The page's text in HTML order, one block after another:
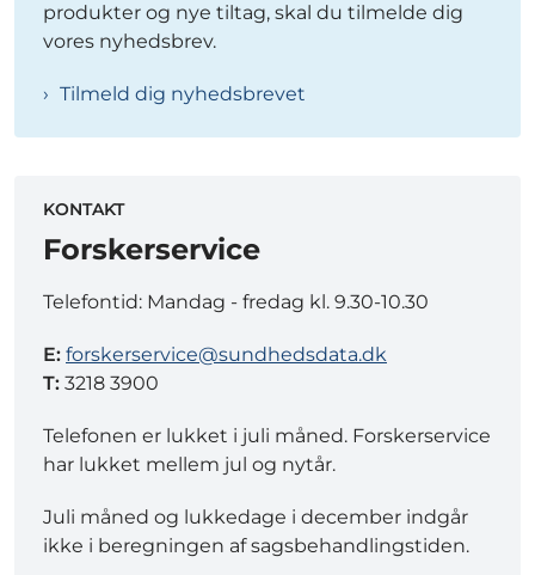
produkter og nye tiltag, skal du tilmelde dig
vores nyhedsbrev.
Tilmeld dig nyhedsbrevet
KONTAKT
Forskerservice
Telefontid: Mandag - fredag kl. 9.30-10.30
E: forskerservice@sundhedsdata.dk
T: 3218 3900
Telefonen er lukket i juli måned. Forskerservice
har lukket mellem jul og nytår.
Juli måned og lukkedage i december indgår
ikke i beregningen af sagsbehandlingstiden.